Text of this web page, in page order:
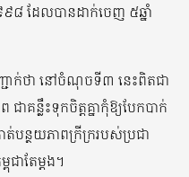
៨ ដែលបានដាក់ចេញ ៥ឆ្នាំ
ជាក់ថា នៅចំណុចទី៣ នេះពិតជា
គន្លឹះទុកចិត្តគ្នាកុំឱ្យបែកបាក់
ាត់បន្ថយភាពក្រីក្ររបស់ប្រជា
ាតែម្តង។